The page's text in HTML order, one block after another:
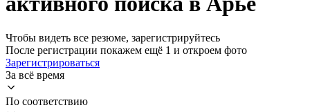
Чтобы видеть все резюме, зарегистрируйтесь
После регистрации покажем ещё 1 и откроем фото
Зарегистрироваться
За всё время
По соответствию